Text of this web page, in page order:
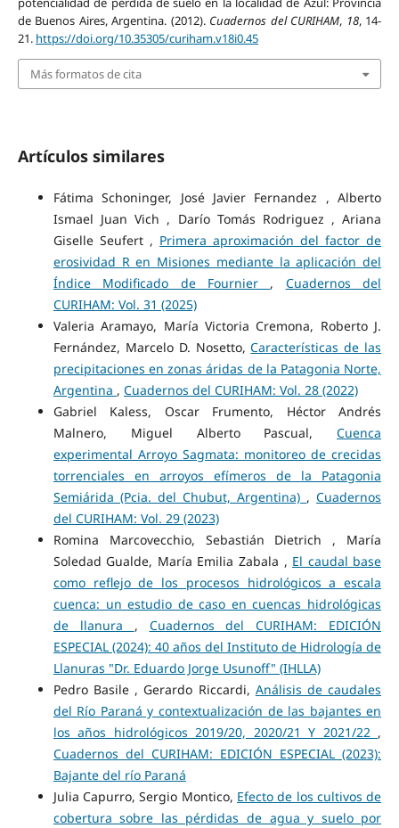
de Buenos Aires, Argentina. (2012). Cuadernos del CURIHAM, 18, 14-
21. https://doi.org/10.35305/curiham.v18i0.45
Más formatos de cita
Artículos similares
Fátima Schoninger, José Javier Fernandez , Alberto
Ismael Juan Vich , Darío Tomás Rodriguez , Ariana
Giselle Seufert , Primera aproximación del factor de
erosividad R en Misiones mediante la aplicación del
Índice Modificado de Fournier , Cuadernos del
CURIHAM: Vol. 31 (2025)
Valeria Aramayo, María Victoria Cremona, Roberto J.
Fernández, Marcelo D. Nosetto,Características de las
precipitaciones en zonas áridas de la Patagonia Norte,
Argentina , Cuadernos del CURIHAM: Vol. 28 (2022)
Gabriel Kaless, Oscar Frumento, Héctor Andrés
Malnero, Miguel Alberto Pascual,Cuenca
experimental Arroyo Sagmata: monitoreo de crecidas
torrenciales en arroyos efímeros de la Patagonia
Semiárida (Pcia. del Chubut, Argentina) ,Cuadernos
del CURIHAM: Vol. 29 (2023)
Romina Marcovecchio, Sebastián Dietrich , María
Soledad Gualde, María Emilia Zabala , El caudal base
como reflejo de los procesos hidrológicos a escala
cuenca: un estudio de caso en cuencas hidrológicas
de llanura , Cuadernos del CURIHAM: EDICIÓN
ESPECIAL (2024): 40 años del Instituto de Hidrología de
Llanuras "Dr. Eduardo Jorge Usunoff" (IHLLA)
Pedro Basile , Gerardo Riccardi, Análisis de caudales
del Río Paraná y contextualización de las bajantes en
los años hidrológicos 2019/20, 2020/21 Y 2021/22 ,
Cuadernos del CURIHAM: EDICIÓN ESPECIAL (2023):
Bajante del río Paraná
Julia Capurro, Sergio Montico, Efecto de los cultivos de
cobertura sobre las pérdidas de agua y suelo por